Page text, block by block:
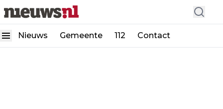
Nieuws Gemeente 112 Contact